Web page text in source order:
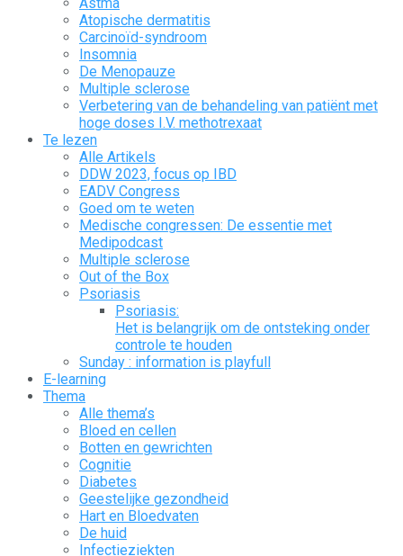
Atopische dermatitis
Carcinoïd-syndroom
Insomnia
De Menopauze
Multiple sclerose
Verbetering van de behandeling van patiënt met
hoge doses I.V. methotrexaat
Te lezen
Alle Artikels
DDW 2023, focus op IBD
EADV Congress
Goed om te weten
Medische congressen: De essentie met
Medipodcast
Multiple sclerose
Out of the Box
Psoriasis
Psoriasis:
Het is belangrijk om de ontsteking onder
controle te houden
Sunday : information is playfull
E-learning
Thema
Alle thema’s
Bloed en cellen
Botten en gewrichten
Cognitie
Diabetes
Geestelijke gezondheid
Hart en Bloedvaten
De huid
Infectieziekten